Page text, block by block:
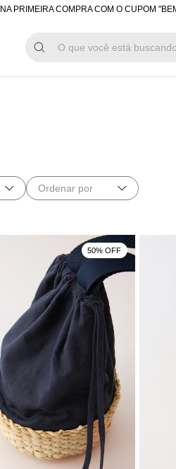
COMPRA COM O CUPOM "BEMVINDA"
Ordenar por
50% OFF